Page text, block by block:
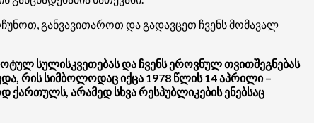
განვავითაროთ და გადავცეთ ჩვენს მომავალ
სულისკვეთებას და ჩვენს ეროვნულ თვითშეგნებას
რის სიმბოლოდაც იქცა 1978 წლის 14 აპრილი –
არამედ სხვა რესპუბლიკების ენებსაც